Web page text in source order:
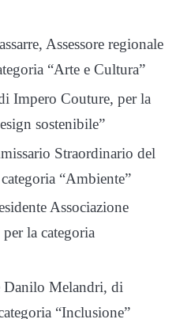
Assessore regionale
“Arte e Cultura”
Impero Couture, per la
sostenibile”
Straordinario del
“Ambiente”
Associazione
la categoria
Danilo Melandri, di
“Inclusione”